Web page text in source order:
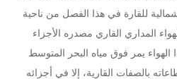
للقارة في هذا الفصل من ناحية
المداري القاري مصدره الأجزاء
الهواء يمر فوق مياه البحر المتوسط
بالصفات القارية، إلا في أجزائه